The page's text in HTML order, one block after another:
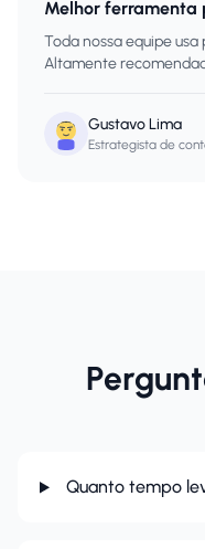
Melhor ferramenta
Toda nossa equipe
Altamente
Gustavo Lima
Estrategista de
Quanto tempo